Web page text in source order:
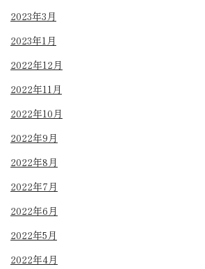
2023年3月
2023年1月
2022年12月
2022年11月
2022年10月
2022年9月
2022年8月
2022年7月
2022年6月
2022年5月
2022年4月